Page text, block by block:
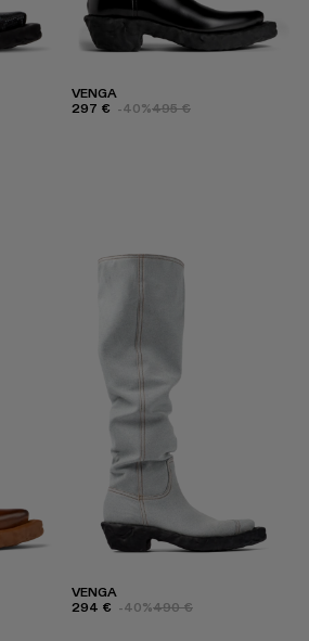
VENGA
297 € -40%495 €
VENGA
294 € -40%490 €